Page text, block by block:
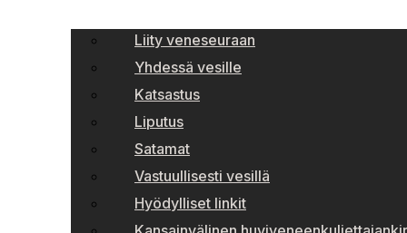
Liity veneseuraan
Yhdessä vesille
Katsastus
Liputus
Satamat
Vastuullisesti vesillä
Hyödylliset linkit